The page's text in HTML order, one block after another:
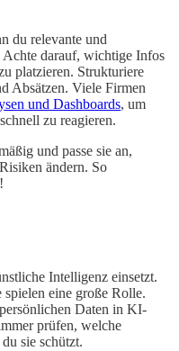
du relevante und
darauf, wichtige Infos
platzieren. Strukturiere
Absätzen. Viele Firmen
und Dashboards, um
zu reagieren.
und passe sie an,
ändern. So
Intelligenz einsetzt.
eine große Rolle.
Daten in KI-
prüfen, welche
sie schützt.